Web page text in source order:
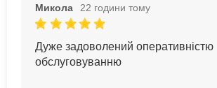
Микола 22 години тому
Дуже задоволений оперативністю
обслуговуванню